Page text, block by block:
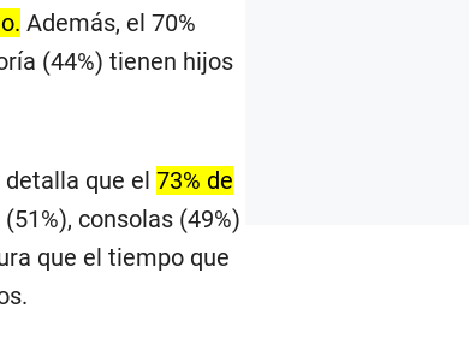
Además, el 70%
(44%) tienen hijos
que el 73% de
consolas (49%)
que el tiempo que